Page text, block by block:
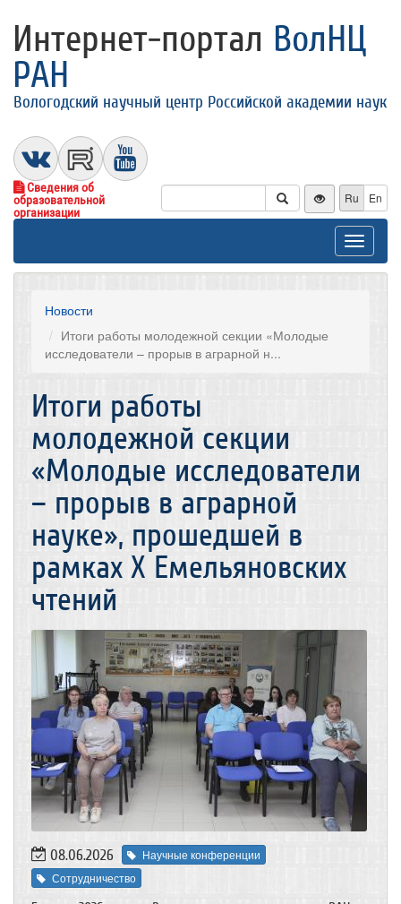
Интернет-портал ВолНЦ
РАН
Вологодский научный центр Российской академии наук
Сведения об
образовательной
организации
Ru En
Toggle
Новости
Итоги работы молодежной секции «Молодые
исследователи – прорыв в аграрной н...
Итоги работы
молодежной секции
«Молодые исследователи
– прорыв в аграрной
науке», прошедшей в
рамках Х Емельяновских
чтений
08.06.2026
Научные конференции
Сотрудничество